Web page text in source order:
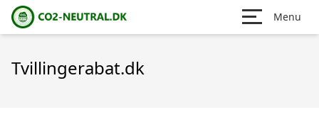
Menu
Tvillingerabat.dk